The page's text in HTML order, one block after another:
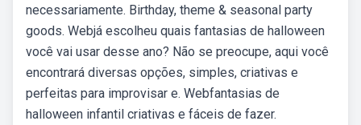
necessariamente. Birthday, theme & seasonal party
goods. Webjá escolheu quais fantasias de halloween
você vai usar desse ano? Não se preocupe, aqui você
encontrará diversas opções, simples, criativas e
perfeitas para improvisar e. Webfantasias de
halloween infantil criativas e fáceis de fazer.